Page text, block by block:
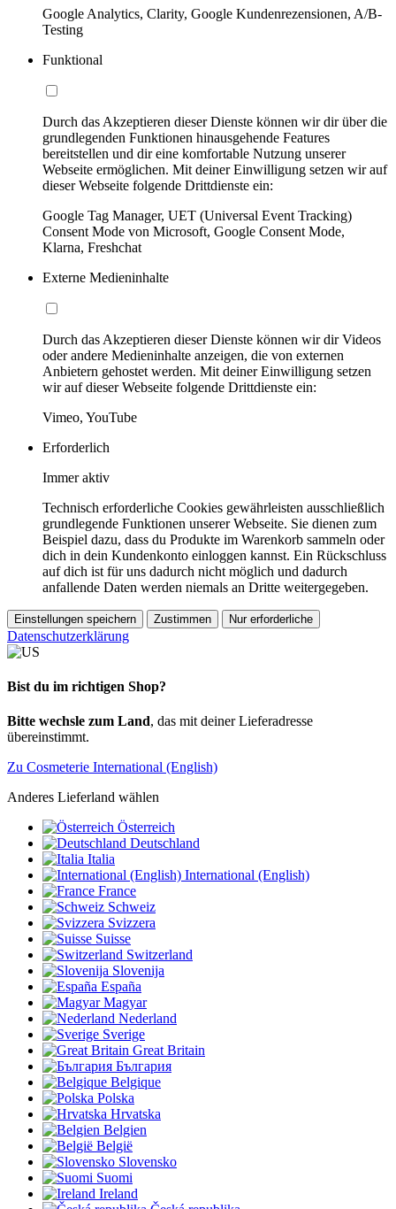
Google Analytics, Clarity, Google Kundenrezensionen, A/B-
Testing
Funktional
Durch das Akzeptieren dieser Dienste können wir dir über die
grundlegenden Funktionen hinausgehende Features
bereitstellen und dir eine komfortable Nutzung unserer
Webseite ermöglichen. Mit deiner Einwilligung setzen wir auf
dieser Webseite folgende Drittdienste ein:
Google Tag Manager, UET (Universal Event Tracking)
Consent Mode von Microsoft, Google Consent Mode,
Klarna, Freshchat
Externe Medieninhalte
Durch das Akzeptieren dieser Dienste können wir dir Videos
oder andere Medieninhalte anzeigen, die von externen
Anbietern gehostet werden. Mit deiner Einwilligung setzen
wir auf dieser Webseite folgende Drittdienste ein:
Vimeo, YouTube
Erforderlich
Immer aktiv
Technisch erforderliche Cookies gewährleisten ausschließlich
grundlegende Funktionen unserer Webseite. Sie dienen zum
Beispiel dazu, dass du Produkte im Warenkorb sammeln oder
dich in dein Kundenkonto einloggen kannst. Ein Rückschluss
auf dich ist für uns dadurch nicht möglich und dadurch
anfallende Daten werden niemals an Dritte weitergegeben.
Einstellungen speichern Zustimmen Nur erforderliche
Datenschutzerklärung
Bist du im richtigen Shop?
Bitte wechsle zum Land, das mit deiner Lieferadresse
übereinstimmt.
Zu Cosmeterie International (English)
Anderes Lieferland wählen
Österreich
Deutschland
Italia
International (English)
France
Schweiz
Svizzera
Suisse
Switzerland
Slovenija
España
Magyar
Nederland
Sverige
Great Britain
България
Belgique
Polska
Hrvatska
Belgien
België
Slovensko
Suomi
Ireland